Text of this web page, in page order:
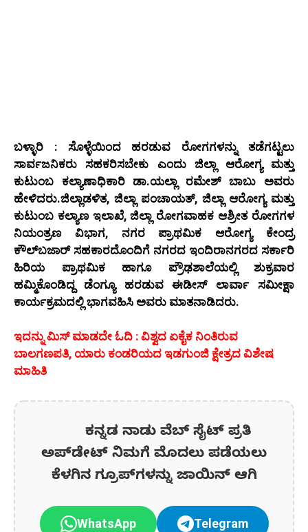
ಬಳ್ಳಾರಿ : ಸೊಳ್ಳೆಯಿಂದ ಹರಡುವ ರೋಗಗಳನ್ನು ತಡೆಗಟ್ಟಲು
ಸಾರ್ವಜನಿಕರು ಸಹಕರಿಸಬೇಕು ಎಂದು ಜಿಲ್ಲಾ ಆರೋಗ್ಯ ಮತ್ತು
ಕುಟುಂಬ ಕಲ್ಯಾಣಾಧಿಕಾರಿ ಡಾ.ಯಲ್ಲಾ ರಮೇಶ್ ಬಾಬು ಅವರು
ಹೇಳಿದರು.ಜಿಲ್ಲಾಡಳಿತ, ಜಿಲ್ಲಾ ಪಂಚಾಯತ್, ಜಿಲ್ಲಾ ಆರೋಗ್ಯ ಮತ್ತು
ಕುಟುಂಬ ಕಲ್ಯಾಣ ಇಲಾಖೆ, ಜಿಲ್ಲಾ ರೋಗವಾಹಕ ಆಶ್ರೀತ ರೋಗಗಳ
ನಿಯಂತ್ರಣ ವಿಭಾಗ, ನಗರ ಪ್ರಾಥಮಿಕ ಆರೋಗ್ಯ ಕೇಂದ್ರ
ಕೌಲ್‌ಬಜಾರ್ ಸಹಕಾರದೊಂದಿಗೆ ನಗರದ ಇಂದಿರಾನಗರದ ಸರ್ಕಾರಿ
ಹಿರಿಯ ಪ್ರಾಥಮಿಕ ಹಾಗೂ ಪ್ರೌಢಶಾಲೆಯಲ್ಲಿ ಶುಕ್ರವಾರ
ಹಮ್ಮಿಕೊಂಡಿದ್ದ ಡೆಂಗ್ಯೂ ಹರಡುವ ಈಡೀಸ್ ಲಾರ್ವಾ ಸಮೀಕ್ಷಾ
ಕಾರ್ಯಕ್ರಮದಲ್ಲಿ ಭಾಗವಹಿಸಿ ಅವರು ಮಾತನಾಡಿದರು.
ಇದನ್ನು ಮಿಸ್‌ ಮಾಡದೇ ಓದಿ : ವಿಶ್ವದ ಏಕೈಕ ನಿಂತಿರುವ
ಬಾಲಗಣಪತಿ, ಯಾರು ಕಂಡರಿಯದ ಇಡಗುಂಜಿ ಕ್ಷೇತ್ರದ ವಿಶೇಷ
ಮಾಹಿತಿ
ಕನ್ನಡ ನಾಡು ವೆಬ್ ಸೈಟ್ ಪ್ರತಿ
ಅಪ್‌ಡೇಟ್‌ ನಿಮಗೆ ಮೊದಲು ಪಡೆಯಲು
ಕೆಳಗಿನ ಗ್ರೂಪ್‌ಗಳನ್ನು ಜಾಯಿನ್ ಆಗಿ
WhatsApp Telegram